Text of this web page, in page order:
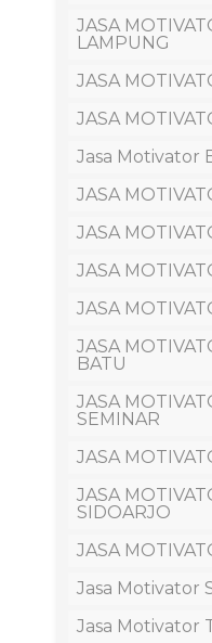
JASA
LAMPUNG
JASA
JASA
Jasa Motivator
JASA
JASA
JASA
JASA
JASA
BATU
JASA
SEMINAR
JASA
JASA
SIDOARJO
JASA
Jasa Motivator
Jasa Motivator